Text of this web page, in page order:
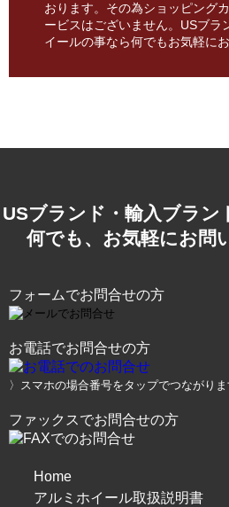
おります。その為ショッピング
ービスはございません。USブラ
イールの事なら何でもお気軽に
USブランド・輸入ブラン
何でも、お気軽にお問
フォームでお問合せの方
お電話でお問合せの方
〉スマホの場合番号をタップでつながりま
ファックスでお問合せの方
Home
アルミホイール取扱説明書